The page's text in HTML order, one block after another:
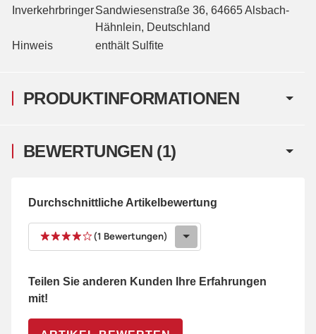
PRODUKTINFORMATIONEN
InverkehrbringerSandwiesenstraße 36, 64665 Alsbach-
Hähnlein, Deutschland
Hinweis
enthält Sulfite
BEWERTUNGEN (1)
Durchschnittliche Artikelbewertung
(1 Bewertungen)
Teilen Sie anderen Kunden Ihre Erfahrungen
mit!